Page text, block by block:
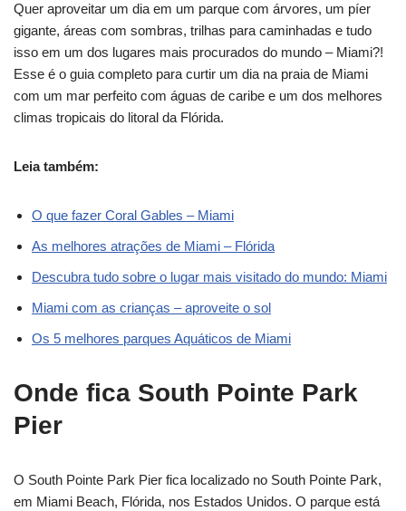
Quer aproveitar um dia em um parque com árvores, um píer
gigante, áreas com sombras, trilhas para caminhadas e tudo
isso em um dos lugares mais procurados do mundo – Miami?!
Esse é o guia completo para curtir um dia na praia de Miami
com um mar perfeito com águas de caribe e um dos melhores
climas tropicais do litoral da Flórida.
Leia também:
O que fazer Coral Gables – Miami
As melhores atrações de Miami – Flórida
Descubra tudo sobre o lugar mais visitado do mundo: Miami
Miami com as crianças – aproveite o sol
Os 5 melhores parques Aquáticos de Miami
Onde fica South Pointe Park
Pier
O South Pointe Park Pier fica localizado no South Pointe Park,
em Miami Beach, Flórida, nos Estados Unidos. O parque está